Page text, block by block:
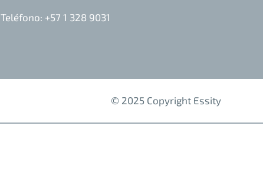
Teléfono: +57 1 328 9031
© 2025 Copyright Essity